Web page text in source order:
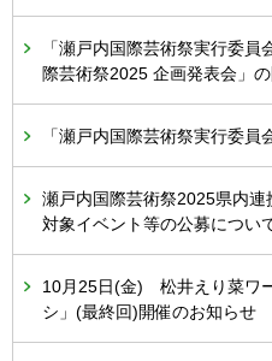
「瀬戸内国際芸術祭実行委
際芸術祭2025 企画発表会」
「瀬戸内国際芸術祭実行委
瀬戸内国際芸術祭2025県内連
対象イベント等の公募につい
10月25日(金) 松井えり菜ワ
シ」(最終回)開催のお知らせ